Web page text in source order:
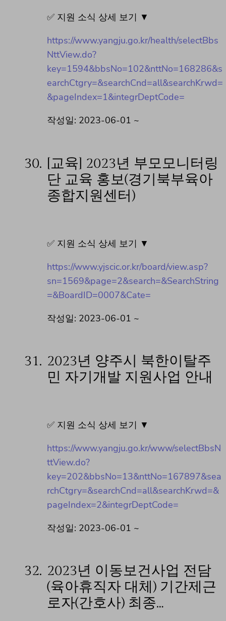
✅ 지원 소식 상세 보기 ▼
https://www.yangju.go.kr/health/selectBbs
NttView.do?
key=1594&bbsNo=102&nttNo=168286&s
earchCtgry=&searchCnd=all&searchKrwd=
&pageIndex=1&integrDeptCode=
작성일: 2023-06-01 ~
30. [교육] 2023년 부모모니터링
단 교육 홍보(경기북부육아
종합지원센터)
✅ 지원 소식 상세 보기 ▼
https://www.yjscic.or.kr/board/view.asp?
sn=1569&page=2&search=&SearchString
=&BoardID=0007&Cate=
작성일: 2023-06-01 ~
31. 2023년 양주시 북한이탈주
민 자기개발 지원사업 안내
✅ 지원 소식 상세 보기 ▼
https://www.yangju.go.kr/www/selectBbsN
ttView.do?
key=202&bbsNo=13&nttNo=167897&sea
rchCtgry=&searchCnd=all&searchKrwd=&
pageIndex=2&integrDeptCode=
작성일: 2023-06-01 ~
32. 2023년 이동보건사업 전담
(육아휴직자 대체) 기간제근
로자(간호사) 최종…